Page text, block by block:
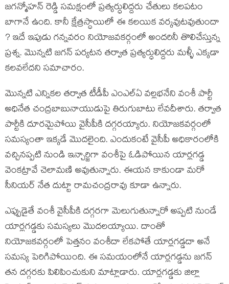
జగన్మోహన్ రెడ్డి సమక్షంలో ప్రత్యర్ధులిద్దరు చేతులు కలపటం
బాగానే ఉంది. కానీ క్షేత్రస్ధాయిలో ఈ కలయిక వర్కవుటవుతుందా
? ఇదే ఇపుడు గన్నవరం నియోజవకర్గంలో అందరినీ తొలిచేస్తున్న
ప్రశ్న. మొన్నటి జగన్ పర్యటన తర్వాత ప్రత్యర్ధులిద్దరు మళ్ళీ ఎక్కడా
కలవలేదని సమాచారం.
మొన్నటి ఎన్నికల తర్వాత టీడీపీ ఎంఎల్ఏ వల్లభనేని వంశీ పార్టీ
అధినేత చంద్రబాబునాయుడుపై తిరుగుబాటు లేవదీశారు. తర్వాత
పార్టీకి దూరమైపోయి వైసీపీకి దగ్గరయ్యారు. నియోజకవర్గంలో
సమస్యంతా ఇక్కడే మొదలైంది. ఎందుకంటే వైసీపీ అధికారంలోకి
వచ్చినప్పటి నుండి ఇన్చార్జిగా వంశీపై ఓడిపోయిన యార్లగడ్డ
వెంకట్రావే చెలామణి అవుతున్నారు. ఈయన కాకుండా మరో
సీనియర్ నేత దుట్టా రామచంద్రరావు కూడా ఉన్నారు.
ఎప్పుడైతే వంశీ వైసీపీకి దగ్గరగా మెలుగుతున్నారో అప్పటి నుండే
యార్లగడ్డకు సమస్యలు మొదలయ్యాయి. దాంతో
నియోజకవర్గంలో పెత్తనం వంశీదా లేకపోతే యార్లగడ్డదా అనే
సమస్య పెరిగిపోయింది. ఈ సమయంలోనే యార్లగడ్డను జగన్
తన దగ్గరకు పిలిపించుకుని మాట్లాడారు. యార్లగడ్డకు జిల్లా